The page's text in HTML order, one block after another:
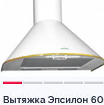
Вытяжка Эпсилон 60